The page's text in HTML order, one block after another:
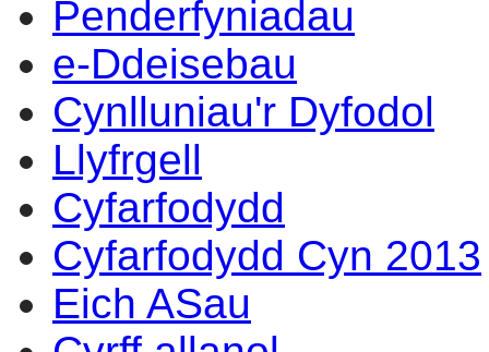
Penderfyniadau
e-Ddeisebau
Cynlluniau'r Dyfodol
Llyfrgell
Cyfarfodydd
Cyfarfodydd Cyn 2013
Eich ASau